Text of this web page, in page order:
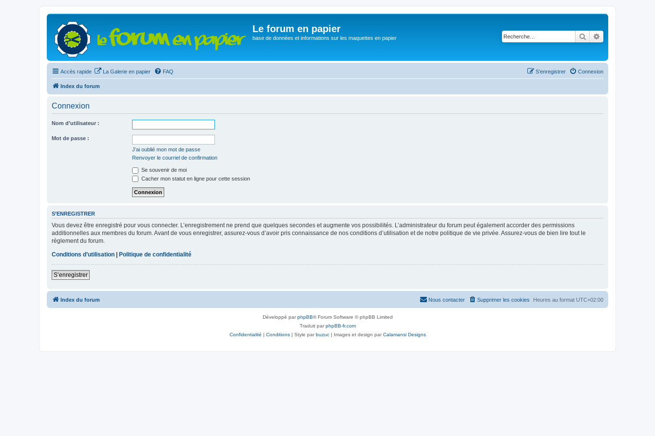
Le forum en papier
base de données et informations sur les maquettes en papier Rechercher
Accès rapide La Galerie en papier FAQ Connexion
S’enregistrer
Index du forum
Connexion
Nom d’utilisateur :
Mot de passe :
J’ai oublié mon mot de passe
Renvoyer le courriel de confirmation
Se souvenir de moi
Cacher mon statut en ligne pour cette session
S’ENREGISTRER
Vous devez être enregistré pour vous connecter. L’enregistrement ne prend que quelques secondes et augmente vos possibilités. L’administrateur du forum peut également accorder des permissions
additionnelles aux membres du forum. Avant de vous enregistrer, assurez-vous d’avoir pris connaissance de nos conditions d’utilisation et de notre politique de vie privée. Assurez-vous de bien lire tout le
règlement du forum.
Conditions d’utilisation | Politique de confidentialité
S’enregistrer
Index du forum Heures au format UTC+02:00
Supprimer les cookies
Nous contacter
Développé parphpBB® Forum Software © phpBB Limited
Traduit parphpBB-fr.com
Confidentialité | Conditions| Style parbuzuc| Images et design parCalamansi Designs